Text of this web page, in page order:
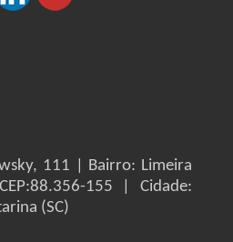
111 | Bairro: Limeira
155 | Cidade:
(SC)